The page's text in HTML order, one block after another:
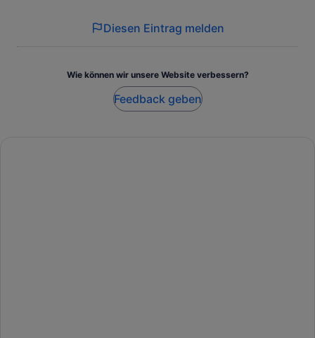
Diesen Eintrag melden
Wie können wir unsere Website verbessern?
Feedback geben